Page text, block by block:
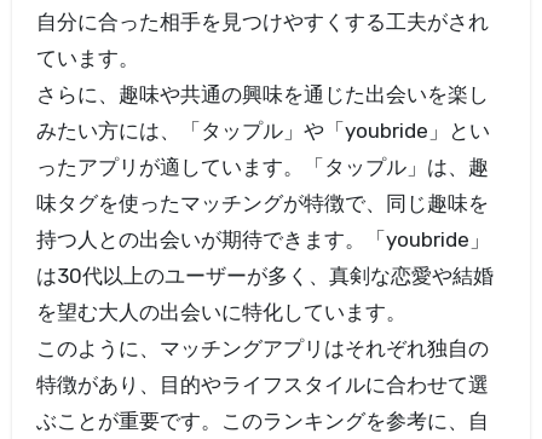
自分に合った相手を見つけやすくする工夫がされ
ています。
さらに、趣味や共通の興味を通じた出会いを楽し
みたい方には、「タップル」や「youbride」とい
ったアプリが適しています。「タップル」は、趣
味タグを使ったマッチングが特徴で、同じ趣味を
持つ人との出会いが期待できます。「youbride」
は30代以上のユーザーが多く、真剣な恋愛や結婚
を望む大人の出会いに特化しています。
このように、マッチングアプリはそれぞれ独自の
特徴があり、目的やライフスタイルに合わせて選
ぶことが重要です。このランキングを参考に、自